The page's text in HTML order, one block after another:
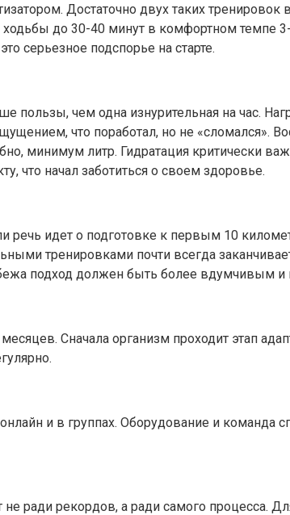
Достаточно двух таких
до 30-40 минут в комфортном темпе
серьезное подспорье на старте.
пользы, чем одна изнурительная на час.
что поработал, но не «сломался».
минимум литр. Гидратация критически
что начал заботиться о своем здоровье.
речь идет о подготовке к первым 10
тренировками почти всегда
подход должен быть более вдумчивым и
Сначала организм проходит этап
и в группах. Оборудование и команда
ради рекордов, а ради самого процесса.